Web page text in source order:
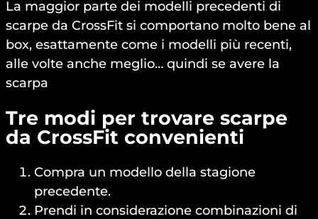
La maggior parte dei modelli precedenti di
scarpe da CrossFit si comportano molto bene al
box, esattamente come i modelli più recenti,
alle volte anche meglio… quindi se avere la
scarpa
Tre modi per trovare scarpe
da CrossFit convenienti
Compra un modello della stagione
precedente.
Prendi in considerazione combinazioni di